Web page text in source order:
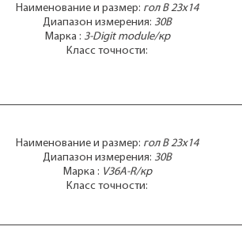
Наименование и размер: гол В 23x14
Диапазон измерения: 30В
Марка : 3-Digit module/кр
Класс точности:
Наименование и размер: гол В 23x14
Диапазон измерения: 30В
Марка : V36A-R/кр
Класс точности: